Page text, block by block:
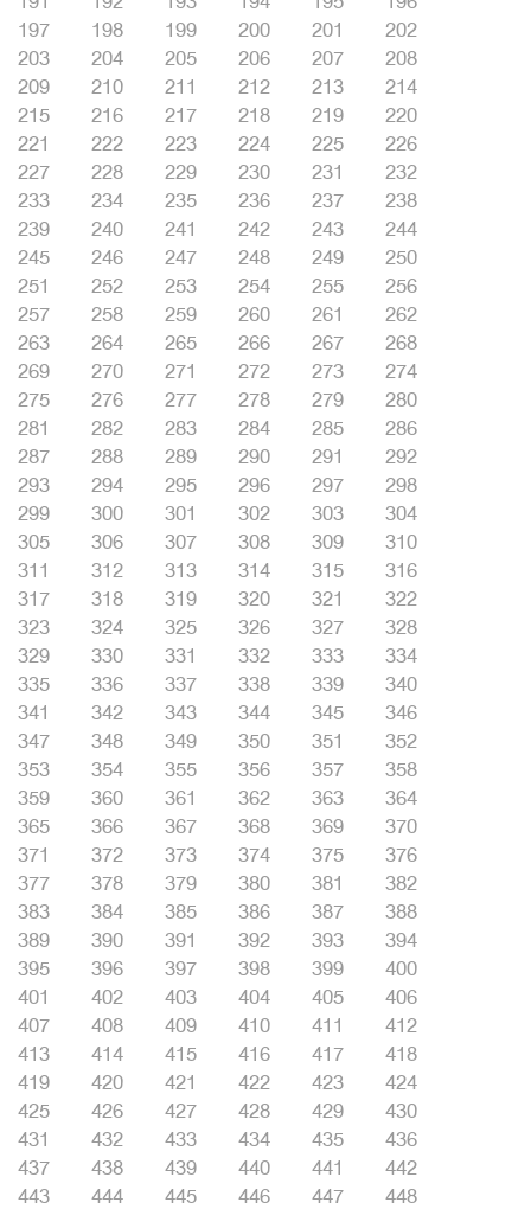
197
198 199 200 201
202
203
204 205 206 207
208
209
210 211 212 213
214
215
216 217 218 219
220
221
222 223 224 225
226
227
228 229 230 231
232
233
234 235 236 237
238
239
240 241 242 243
244
245
246 247 248 249
250
251
252 253 254 255
256
257
258 259 260 261
262
263
264 265 266 267
268
269
270 271 272 273
274
275
276 277 278 279
280
281
282 283 284 285
286
287
288 289 290 291
292
293
294 295 296 297
298
299
300 301 302 303
304
305
306 307 308 309
310
311
312 313 314 315
316
317
318 319 320 321
322
323
324 325 326 327
328
329
330 331 332 333
334
335
336 337 338 339
340
341
342 343 344 345
346
347
348 349 350 351
352
353
354 355 356 357
358
359
360 361 362 363
364
365
366 367 368 369
370
371
372 373 374 375
376
377
378 379 380 381
382
383
384 385 386 387
388
389
390 391 392 393
394
395
396 397 398 399
400
401
402 403 404 405
406
407
408 409 410 411
412
413
414 415 416 417
418
419
420 421 422 423
424
425
426 427 428 429
430
431
432 433 434 435
436
437
438 439 440 441
442
443
444 445 446 447
448